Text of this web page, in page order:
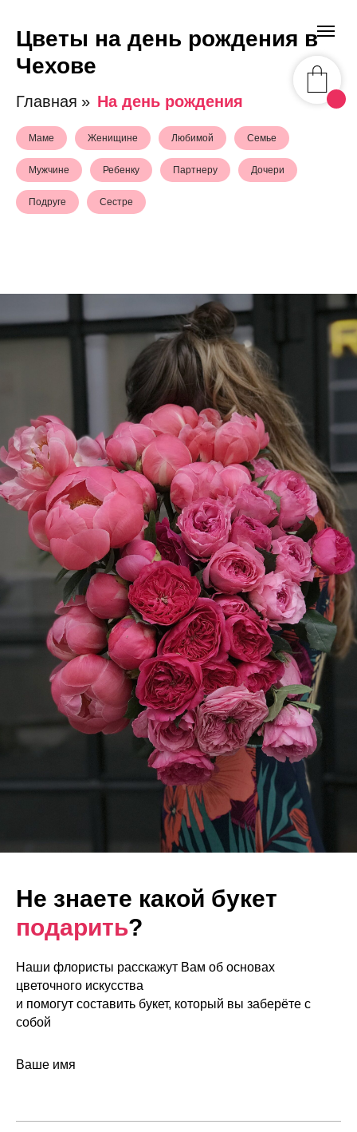
Цветы на день рождения в
Чехове
Главная » На день рождения
Маме Женищине Любимой Семье
Мужчине Ребенку Партнеру Дочери
Подруге Сестре
Не знаете какой букет
подарить?
Наши флористы расскажут Вам об основах
цветочного искусства
и помогут составить букет, который вы заберёте с
собой
Ваше имя